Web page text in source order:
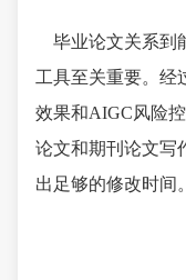
毕业论文关系到
工具至关重要。经
效果和AIGC风险
论文和期刊论文写
出足够的修改时间。